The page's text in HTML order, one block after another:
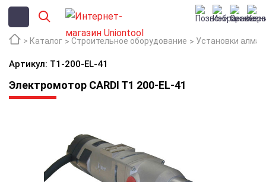
Каталог Строительное оборудование Установки
Артикул: T1-200-EL-41
Электромотор CARDI T1 200-EL-41